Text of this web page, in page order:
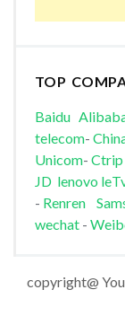
TOP
Baidu
telecom-
Unicom- Ctrip
JD lenovo
- Renren
wechat -
copyright@